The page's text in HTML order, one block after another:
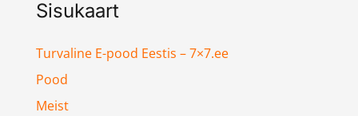
Sisukaart
Turvaline E-pood Eestis – 7×7.ee
Pood
Meist